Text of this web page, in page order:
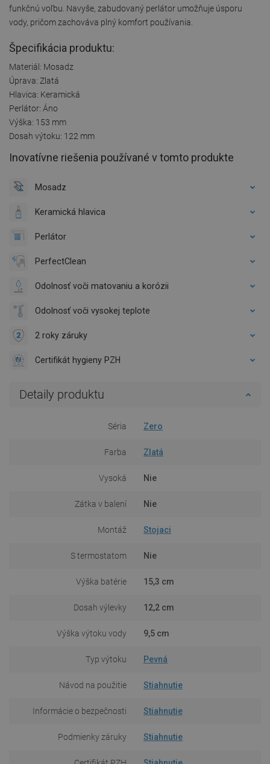
funkčnú voľbu. Navyše, zabudovaný perlátor umožňuje úsporu
vody, pričom zachováva plný komfort používania.
Špecifikácia produktu:
Materiál: Mosadz
Úprava: Zlatá
Hlavica: Keramická
Perlátor: Áno
Výška: 153 mm
Dosah výtoku: 122 mm
Inovatívne riešenia používané v tomto produkte
Mosadz
Keramická hlavica
Perlátor
PerfectClean
Odolnosť voči matovaniu a korózii
Odolnosť voči vysokej teplote
2 roky záruky
Certifikát hygieny PZH
Detaily produktu
Séria Zero
Farba Zlatá
Vysoká Nie
Zátka v balení Nie
Montáž Stojaci
S termostatom Nie
Výška batérie 15,3 cm
Dosah výlevky 12,2 cm
Výška výtoku vody 9,5 cm
Typ výtoku Pevná
Návod na použitie Stiahnutie
Informácie o bezpečnosti Stiahnutie
Podmienky záruky Stiahnutie